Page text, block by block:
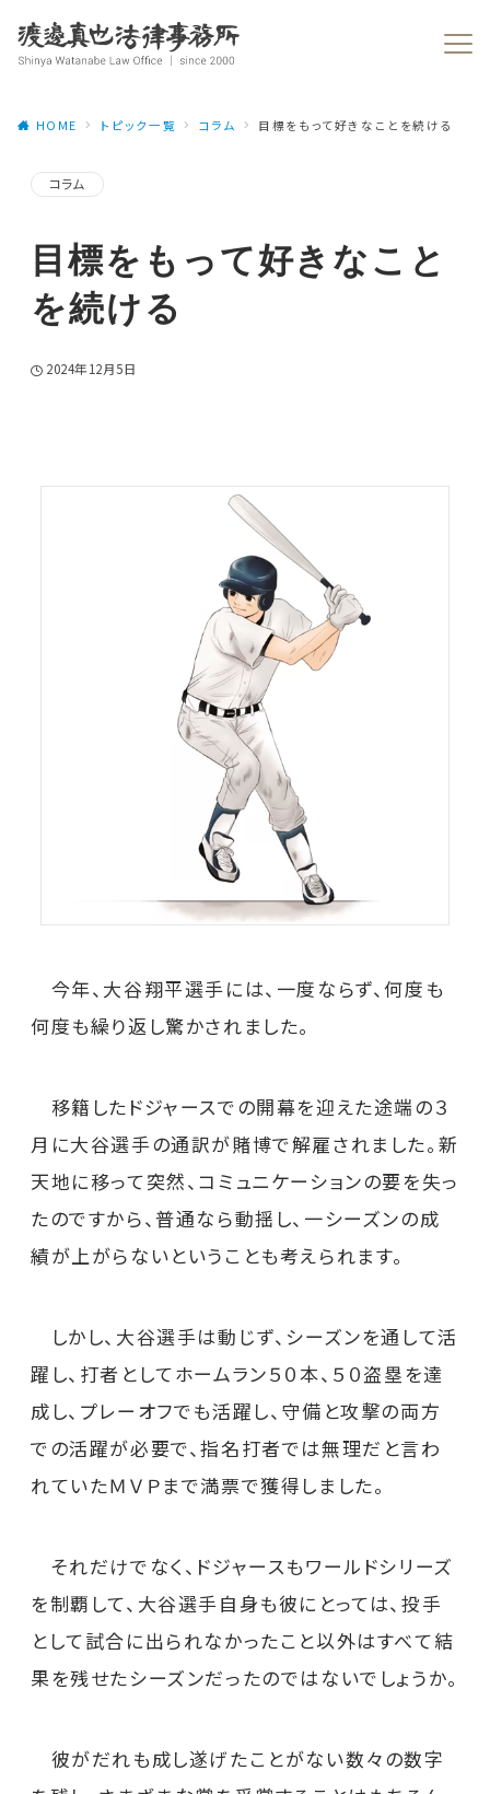
HOME トピック一覧 コラム 目標をもって好きなことを続ける
コラム
目標をもって好きなこと
を続ける
2024年12月5日
今年、大谷翔平選手には、一度ならず、何度も
何度も繰り返し驚かされました。
移籍したドジャースでの開幕を迎えた途端の３
月に大谷選手の通訳が賭博で解雇されました。新
天地に移って突然、コミュニケーションの要を失っ
たのですから、普通なら動揺し、一シーズンの成
績が上がらないということも考えられます。
しかし、大谷選手は動じず、シーズンを通して活
躍し、打者としてホームラン５０本、５０盗塁を達
成し、プレーオフでも活躍し、守備と攻撃の両方
での活躍が必要で、指名打者では無理だと言わ
れていたＭＶＰまで満票で獲得しました。
それだけでなく、ドジャースもワールドシリーズ
を制覇して、大谷選手自身も彼にとっては、投手
として試合に出られなかったこと以外はすべて結
果を残せたシーズンだったのではないでしょうか。
彼がだれも成し遂げたことがない数々の数字